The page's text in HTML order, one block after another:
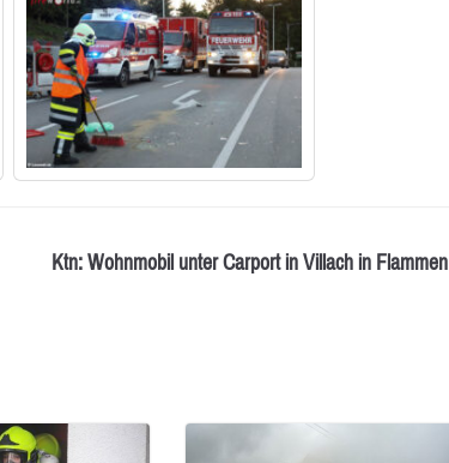
Ktn: Wohnmobil unter Carport in Villach in Flammen